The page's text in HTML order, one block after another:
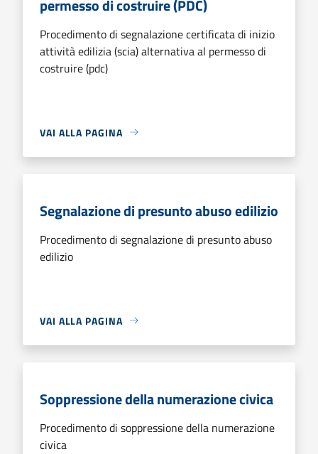
permesso di costruire (PDC)
Procedimento di segnalazione certificata di inizio
attività edilizia (scia) alternativa al permesso di
costruire (pdc)
VAI ALLA PAGINA
Segnalazione di presunto abuso edilizio
Procedimento di segnalazione di presunto abuso
edilizio
VAI ALLA PAGINA
Soppressione della numerazione civica
Procedimento di soppressione della numerazione
civica